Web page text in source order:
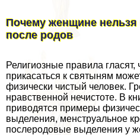
Почему женщине нельзя
после родов
Религиозные правила гласят,
прикасаться к святыням
физически чистый человек.
нравственной нечистоте. В
приводятся примеры
выделения, мeнcтpуальное
послеродовые выделения у